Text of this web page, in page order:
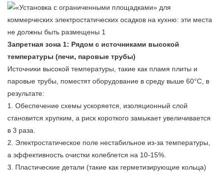
Запретная зона 1: Рядом с источниками высокой
температуры (печи, паровые трубы)
Источники высокой температуры, такие как пламя плиты и
паровые трубы, поместят оборудование в среду выше 60°С, в
результате:
1. Обеспечение схемы ускоряется, изоляционный слой
становится хрупким, а риск короткого замыкает увеличивается
в 3 раза.
2. Электростатическое поле нестабильное из-за температуры,
а эффективность очистки колеблется на 10-15%.
3. Пластические детали (такие как герметизирующие кольца)